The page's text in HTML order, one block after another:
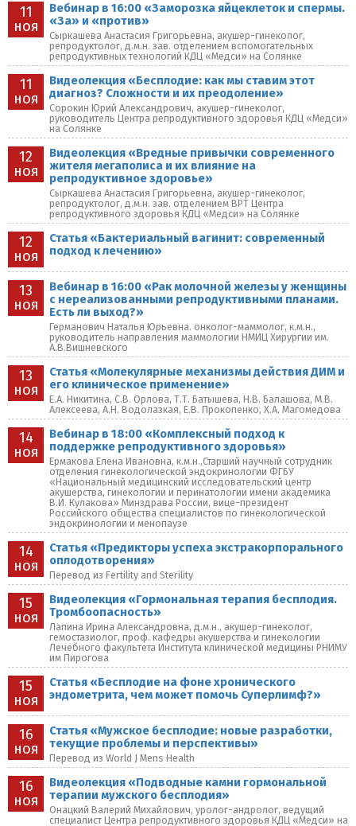
11
ноя
Вебинар в 16:00 «Заморозка яйцеклеток и спермы.
«За» и «против»
Сыркашева Анастасия Григорьевна, акушер-гинеколог,
репродуктолог, д.м.н. зав. отделением вспомогательных
репродуктивных технологий КДЦ «Медси» на Солянке
11
ноя
Видеолекция «Бесплодие: как мы ставим этот
диагноз? Сложности и их преодоление»
Сорокин Юрий Александрович, акушер-гинеколог,
руководитель Центра репродуктивного здоровья КДЦ «Медси»
на Солянке
12
ноя
Видеолекция «Вредные привычки современного
жителя мегаполиса и их влияние на
репродуктивное здоровье»
Сыркашева Анастасия Григорьевна, акушер-гинеколог,
репродуктолог, д.м.н. зав. отделением ВРТ Центра
репродуктивного здоровья КДЦ «Медси» на Солянке
12
ноя
Статья «Бактериальный вагинит: современный
подход к лечению»
13
ноя
Вебинар в 16:00 «Рак молочной железы у женщины
с нереализованными репродуктивными планами.
Есть ли выход?»
Германович Наталья Юрьевна. онколог-маммолог, к.м.н.,
руководитель направления маммологии НМИЦ Хирургии им.
А.В.Вишневского
13
ноя
Статья «Молекулярные механизмы действия ДИМ и
его клиническое применение»
Е.А. Никитина, С.В. Орлова, Т.Т. Батышева, Н.В. Балашова, М.В.
Алексеева, А.Н. Водолазкая, Е.В. Прокопенко, Х.А. Магомедова
14
ноя
Вебинар в 18:00 «Комплексный подход к
поддержке репродуктивного здоровья»
Ермакова Елена Ивановна, к.м.н.,Старший научный сотрудник
отделения гинекологической эндокринологии ФГБУ
«Национальный медицинский исследовательский центр
акушерства, гинекологии и перинатологии имени академика
В.И. Кулакова» Минздрава России, вице-президент
Российского общества специалистов по гинекологической
эндокринологии и менопаузе
14
ноя
Статья «Предикторы успеха экстракорпорального
оплодотворения»
Перевод из Fertility and Sterility
15
ноя
Видеолекция «Гормональная терапия бесплодия.
Тромбоопасность»
Лапина Ирина Александровна, д.м.н., акушер-гинеколог,
гемостазиолог, проф. кафедры акушерства и гинекологии
Лечебного факультета Института клинической медицины РНИМУ
им Пирогова
15
ноя
Статья «Бесплодие на фоне хронического
эндометрита, чем может помочь Суперлимф?»
16
ноя
Статья «Мужское бесплодие: новые разработки,
текущие проблемы и перспективы»
Перевод из World J Mens Health
16
ноя
Видеолекция «Подводные камни гормональной
терапии мужского бесплодия»
Онацкий Валерий Михайлович, уролог-андролог, ведущий
специалист Центра репродуктивного здоровья КДЦ «Медси» на